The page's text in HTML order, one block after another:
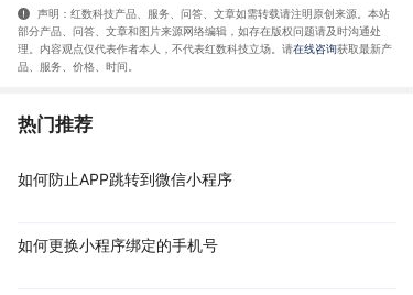
声明：红数科技产品、服务、问答、文章如需转载请注明原创来源。本站
部分产品、问答 、文章和图片来源网络编辑，如存在版权问题请及时沟通处
理。内容观点仅代表作者本人，不代表红数科技立场。请在线咨询获取最新产
品、服务、价格、时间
热门推荐
如何防止APP跳转到微信小程序
如何更换小程序绑定的手机号